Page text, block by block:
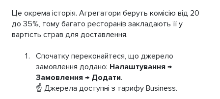
Це окрема історія. Агрегатори беруть комісію від 20
до 35%, тому багато ресторанів закладають її у
вартість страв для доставлення.
Спочатку переконайтеся, що джерело
замовлення додано: Налаштування →
Замовлення → Додати.
☝️ Джерела доступні з тарифу Business.